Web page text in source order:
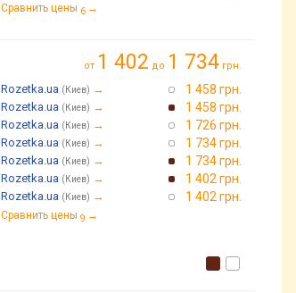
Сравнить цены 6 →
от 1 402 до 1 734 грн.
Rozetka.ua (Киев) → 1 458 грн.
Rozetka.ua (Киев) → 1 458 грн.
Rozetka.ua (Киев) → 1 726 грн.
Rozetka.ua (Киев) → 1 734 грн.
Rozetka.ua (Киев) → 1 734 грн.
Rozetka.ua (Киев) → 1 402 грн.
Rozetka.ua (Киев) → 1 402 грн.
Сравнить цены 9 →